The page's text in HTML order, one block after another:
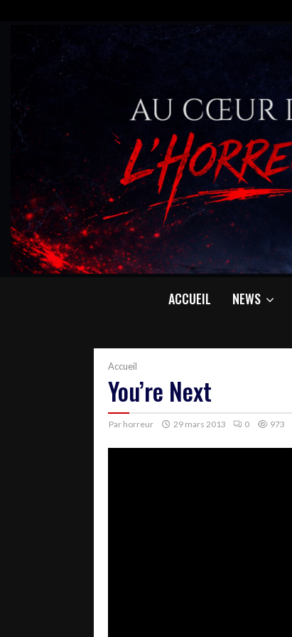
ACCUEIL NEWS
Accueil
You’re Next
Par horreur 29 mars 2013 0 973